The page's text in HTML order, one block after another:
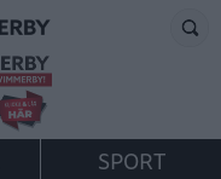
SPORT